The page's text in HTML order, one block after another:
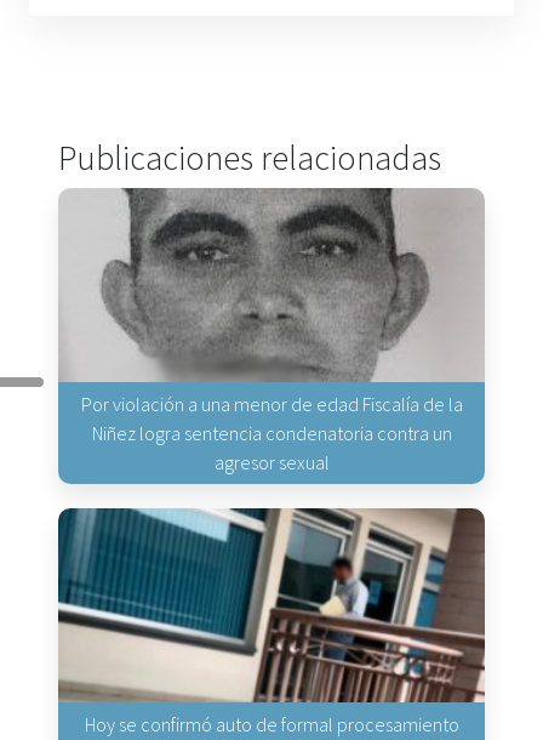
Publicaciones relacionadas
Por violación a una menor de edad Fiscalía de la
Niñez logra sentencia condenatoria contra un
agresor sexual
Hoy se confirmó auto de formal procesamiento